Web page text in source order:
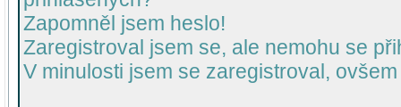
Zapomněl jsem heslo!
Zaregistroval jsem se, ale nemohu se
V minulosti jsem se zaregistroval,